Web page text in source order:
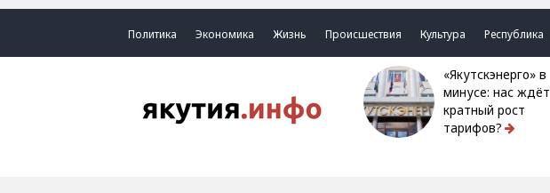
Политика Экономика Жизнь Происшествия Культура Республика
«Якутскэнерго» в
минусе: нас ждёт
кратный рост
тарифов?